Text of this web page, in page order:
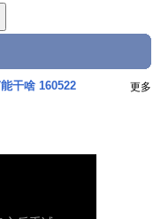
干啥 160522 更多